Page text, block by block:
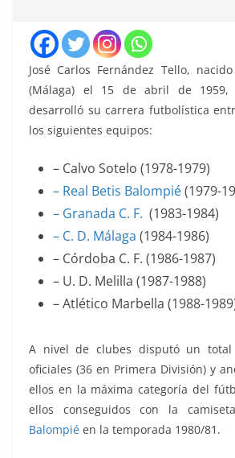
José Carlos Fernández Tello,
(Málaga) el 15 de abril de 1959,
desarrolló su carrera futbolística
los siguientes equipos:
– Calvo Sotelo (1978-1979)
– Real Betis Balompié(1979-
– Granada C. F. (1983-1984)
– C. D. Málaga (1984-1986)
– Córdoba C. F. (1986-1987)
– U. D. Melilla (1987-1988)
– Atlético Marbella (1988-
A nivel de clubes disputó un
oficiales (36 en Primera División) y
ellos en la máxima categoría del
ellos conseguidos con la
Balompié en la temporada 1980/81.